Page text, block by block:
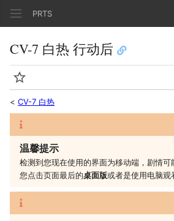
PRTS
CV-7 白热 行动后
监视
< CV-7 白热
温馨提示
检测到您现在使用的界面为移动端，剧情可
您点击页面最后的桌面版或者是使用电脑观